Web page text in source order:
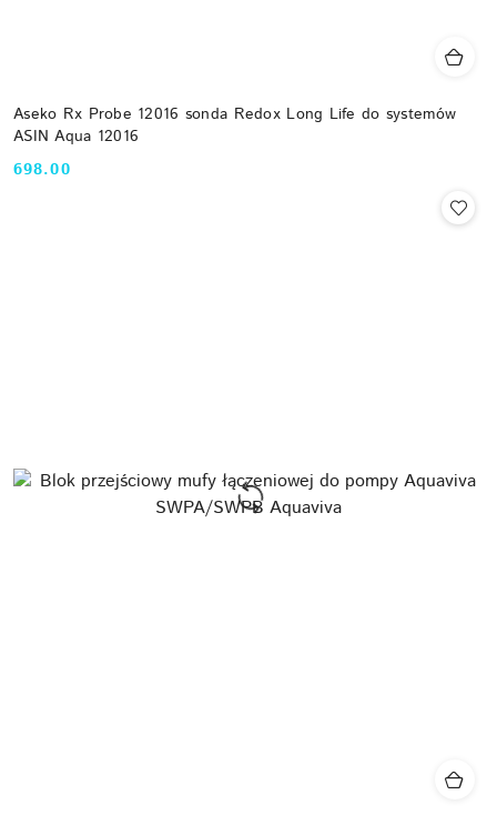
Aseko Rx Probe 12016 sonda Redox Long Life do systemów
ASIN Aqua 12016
Cena:
698.00